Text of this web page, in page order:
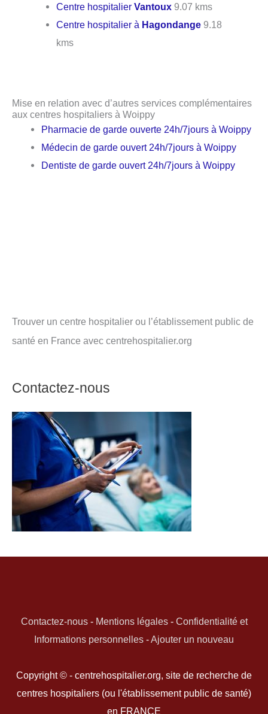
Centre hospitalierVantoux 9.07 kms
Centre hospitalier à Hagondange 9.18
kms
Mise en relation avec d’autres services complémentaires
aux centres hospitaliers à Woippy
Pharmacie de garde ouverte 24h/7jours à Woippy
Médecin de garde ouvert 24h/7jours à Woippy
Dentiste de garde ouvert 24h/7jours à Woippy
Trouver un centre hospitalier ou l’établissement public de
santé en France avec centrehospitalier.org
Contactez-nous
Contactez-nous- Mentions légales- Confidentialité et
Informations personnelles -Ajouter un nouveau
Copyright © - centrehospitalier.org, site de recherche de
centres hospitaliers (ou l'établissement public de santé)
en FRANCE